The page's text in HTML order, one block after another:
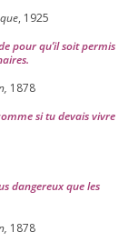
, 1925
pour qu’il soit per­mis
1878
si tu devais vivre
dan­ge­reux que les
1878